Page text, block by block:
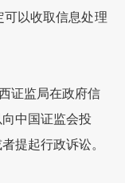
以收取信息处理
证监局在政府信
中国证监会投
提起行政诉讼。